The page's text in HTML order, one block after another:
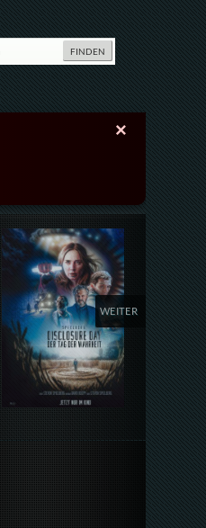
×
Details,Play
WEITER